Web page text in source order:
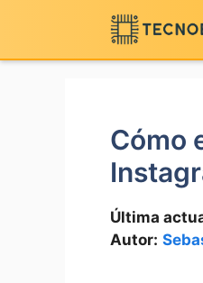
contenido
Cómo
Última
Autor: